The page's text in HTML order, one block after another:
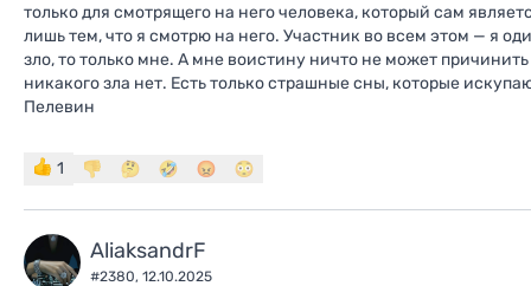
только для смотрящего на него человека, который сам
лишь тем, что я смотрю на него. Участник во всем этом — я
зло, то только мне. А мне воистину ничто не может
никакого зла нет. Есть только страшные сны, которые
Пелевин
1
AliaksandrF
#2380, 12.10.2025